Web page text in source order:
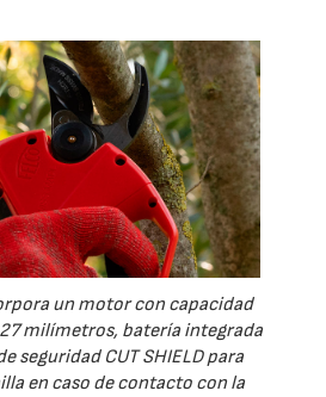
un motor con capacidad
milímetros, batería integrada
seguridad CUT SHIELD para
en caso de contacto con la